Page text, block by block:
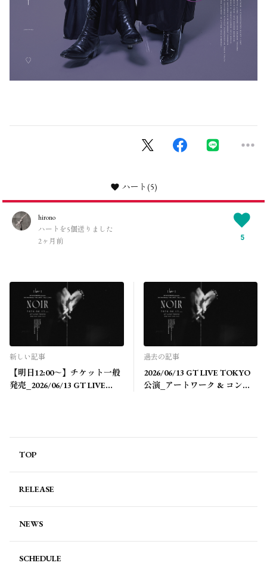
ハート (5)
hirono
ハートを5個送りました
2ヶ月前
5
新しい記事
【明日12:00～】チケット一般
発売_2026/06/13 GT LIVE
過去の記事
2026/06/13 GT LIVE TOKYO
公演_アートワーク & コンセ
TOP
RELEASE
NEWS
SCHEDULE